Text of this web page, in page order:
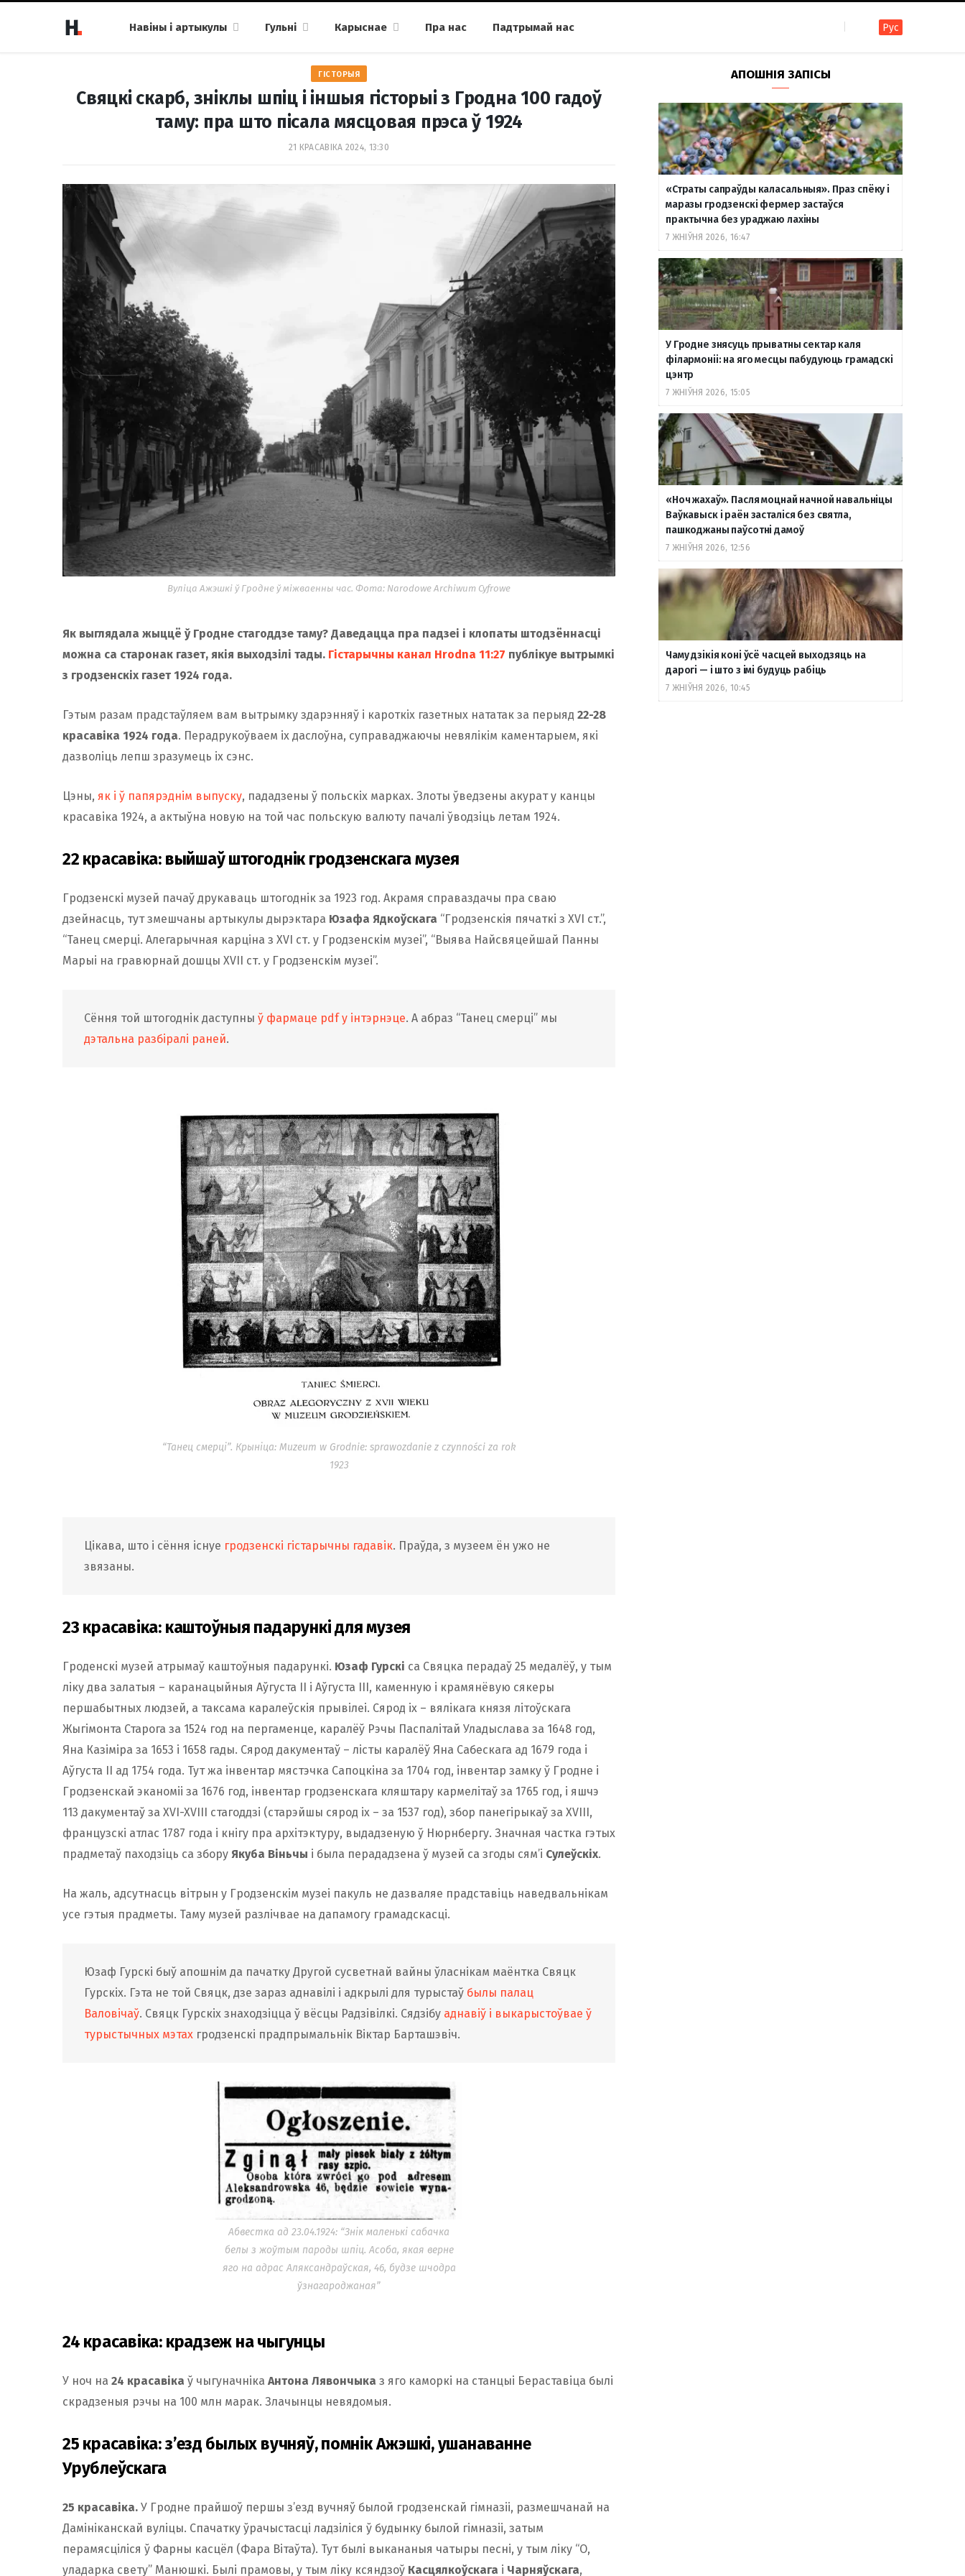
Навіны і артыкулы Гульні Карыснае Пра нас
Падтрымай нас
F
a
c
e
o
I
n
s
t
g
m
T
e
l
e
r
a
R
S
S
Y
o
u
T
b
В
к
о
н
а
к
е
Рус
ГІСТОРЫЯ
Свяцкі скарб, зніклы шпіц і іншыя гісторыі з Гродна 100 гадоў
таму: пра што пісала мясцовая прэса ў 1924
21 КРАСАВІКА 2024, 13:30
Вуліца Ажэшкі ў Гродне ў міжваенны час. Фота: Narodowe Archiwum Cyfrowe
Як выглядала жыццё ў Гродне стагоддзе таму? Даведацца пра падзеі і клопаты штодзённасці
можна са старонак газет, якія выходзілі тады. Гістарычны канал Hrodna 11:27 публікуе вытрымкі
з гродзенскіх газет 1924 года.
Гэтым разам прадстаўляем вам вытрымку здарэнняў і кароткіх газетных нататак за перыяд 22-28
красавіка 1924 года. Перадрукоўваем іх даслоўна, суправаджаючы невялікім каментарыем, які
дазволіць лепш зразумець іх сэнс.
Цэны, як і ў папярэднім выпуску, пададзены ў польскіх марках. Злоты ўведзены акурат у канцы
красавіка 1924, а актыўна новую на той час польскую валюту пачалі ўводзіць летам 1924.
22 красавіка: выйшаў штогоднік гродзенскага музея
Гродзенскі музей пачаў друкаваць штогоднік за 1923 год. Акрамя справаздачы пра сваю
дзейнасць, тут змешчаны артыкулы дырэктара Юзафа Ядкоўскага “Гродзенскія пячаткі з XVI ст.”,
“Танец смерці. Алегарычная карціна з XVI ст. у Гродзенскім музеі”, “Выява Найсвяцейшай Панны
Марыі на гравюрнай дошцы XVII ст. у Гродзенскім музеі”.
Сёння той штогоднік даступны ў фармаце pdf у інтэрнэце. А абраз “Танец смерці” мы
дэтальна разбіралі раней.
“Танец смерці”. Крыніца: Muzeum w Grodnie: sprawozdanie z czynności za rok
1923
Цікава, што і сёння існуе гродзенскі гістарычны гадавік. Праўда, з музеем ён ужо не
звязаны.
23 красавіка: каштоўныя падарункі для музея
Гроденскі музей атрымаў каштоўныя падарункі. Юзаф Гурскі са Свяцка перадаў 25 медалёў, у тым
ліку два залатыя – каранацыйныя Аўгуста ІІ і Аўгуста ІІІ, каменную і крамянёвую сякеры
першабытных людзей, а таксама каралеўскія прывілеі. Сярод іх – вялікага князя літоўскага
Жыгімонта Старога за 1524 год на пергаменце, каралёў Рэчы Паспалітай Уладыслава за 1648 год,
Яна Казіміра за 1653 і 1658 гады. Сярод дакументаў – лісты каралёў Яна Сабескага ад 1679 года і
Аўгуста ІІ ад 1754 года. Тут жа інвентар мястэчка Сапоцкіна за 1704 год, інвентар замку ў Гродне і
Гродзенскай эканоміі за 1676 год, інвентар гродзенскага кляштару кармелітаў за 1765 год, і яшчэ
113 дакументаў за XVI-XVIII стагоддзі (старэйшы сярод іх – за 1537 год), збор панегірыкаў за XVIII,
французскі атлас 1787 года і кнігу пра архітэктуру, выдадзеную ў Нюрнбергу. Значная частка гэтых
прадметаў паходзіць са збору Якуба Віньчы і была перададзена ў музей са згоды сям’і Сулеўскіх.
На жаль, адсутнасць вітрын у Гродзенскім музеі пакуль не дазваляе прадставіць наведвальнікам
усе гэтыя прадметы. Таму музей разлічвае на дапамогу грамадскасці.
Юзаф Гурскі быў апошнім да пачатку Другой сусветнай вайны ўласнікам маёнтка Свяцк
Гурскіх. Гэта не той Свяцк, дзе зараз аднавілі і адкрылі для турыстаў былы палац
Валовічаў. Свяцк Гурскіх знаходзіцца ў вёсцы Радзівілкі. Сядзібу аднавіў і выкарыстоўвае ў
турыстычных мэтах гродзенскі прадпрымальнік Віктар Барташэвіч.
Абвестка ад 23.04.1924: “Знік маленькі сабачка
белы з жоўтым пароды шпіц. Асоба, якая верне
яго на адрас Аляксандраўская, 46, будзе шчодра
ўзнагароджаная”
24 красавіка: крадзеж на чыгунцы
У ноч на 24 красавіка ў чыгуначніка Антона Лявончыка з яго каморкі на станцыі Бераставіца былі
скрадзеныя рэчы на 100 млн марак. Злачынцы невядомыя.
25 красавіка: з’езд былых вучняў, помнік Ажэшкі, ушанаванне
Урублеўскага
25 красавіка. У Гродне прайшоў першы з’езд вучняў былой гродзенскай гімназіі, размешчанай на
Дамініканскай вуліцы. Спачатку ўрачыстасці ладзіліся ў будынку былой гімназіі, затым
перамясціліся ў Фарны касцёл (Фара Вітаўта). Тут былі выкананыя чатыры песні, у тым ліку “О,
уладарка свету” Манюшкі. Былі прамовы, у тым ліку ксяндзоў Касцялкоўскага і Чарняўскага,
АПОШНІЯ ЗАПІСЫ
«Страты сапраўды каласальныя». Праз спёку і
маразы гродзенскі фермер застаўся
практычна без ураджаю лахіны
7 ЖНІЎНЯ 2026, 16:47
У Гродне знясуць прыватны сектар каля
філармоніі: на яго месцы пабудуюць грамадскі
цэнтр
7 ЖНІЎНЯ 2026, 15:05
«Ноч жахаў». Пасля моцнай начной навальніцы
Ваўкавыск і раён засталіся без святла,
пашкоджаны паўсотні дамоў
7 ЖНІЎНЯ 2026, 12:56
Чаму дзікія коні ўсё часцей выходзяць на
дарогі — і што з імі будуць рабіць
7 ЖНІЎНЯ 2026, 10:45